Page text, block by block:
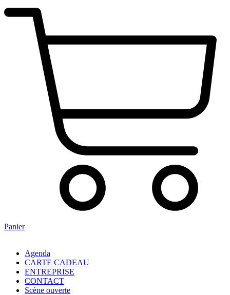
Panier
Agenda
CARTE CADEAU
ENTREPRISE
CONTACT
Scène ouverte